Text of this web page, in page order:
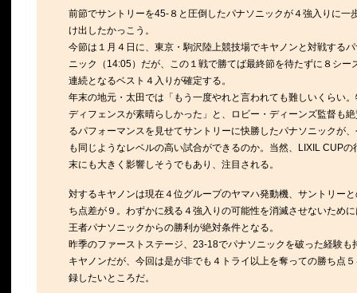
前節でサントリーを45-８と圧倒したパナソニックが４強入りに一
け出したかっこう。
今節は１月４日に、東京・駒沢陸上競技場でキヤノンと対戦する
ニック（14:05）だが、この１戦で勝てば最終節を待たずに８シー
連続となるベスト４入りが確定する。
年末の地元・太田では「もう一度やれと言われても難しいくらい
ディフェンスが素晴らしかった」と、ロビー・ディーンズ監督も
るパフォーマンスを見せてサントリーに快勝したパナソニックが
も同じようなレベルの高い試合ができるのか。当然、LIXIL CUPの
末にも大きく影響しそうでもあり、注目される。
対するキヤノンは現在４位グループのヤマハ発動機、サントリー
ち点差が９。わずかに残る４強入りの可能性を消滅させないため
王者パナソニックからの勝利が絶対条件となる。
昨季のファーストステージ、23-18でパナソニックを破った経験も
キヤノンだが、今回は是が非でも４トライ以上を奪っての勝ち点
録したいところだ。